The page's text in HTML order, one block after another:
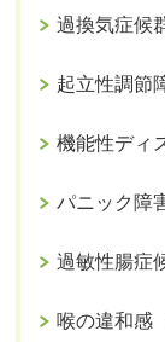
過換気症候
起立性調節
機能性ディ
パニック障
過敏性腸症
喉の違和感